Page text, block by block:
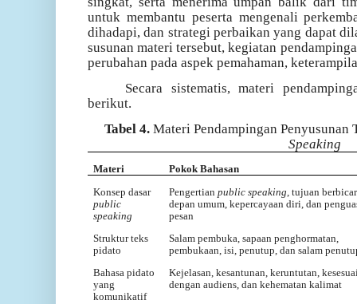
untuk membantu peserta mengenali
dihadapi, dan strategi perbaikan yang dapat
susunan materi tersebut, kegiatan
perubahan pada aspek pemahaman,
Secara sistematis, materi
berikut.
Tabel 4. Materi Pendampingan Penyusunan
Speaking
Materi
Pokok Bahasan
Konsep dasar
public
speaking
Pengertianpublic speaking, tujuan
depan umum, kepercayaan diri, dan
pesan
Struktur teks
pidato
Salam pembuka, sapaan penghormatan,
pembukaan, isi, penutup, dan salam
Bahasa pidato
yang
komunikatif
Kejelasan, kesantunan, keruntutan,
dengan audiens, dan kehematan kalimat